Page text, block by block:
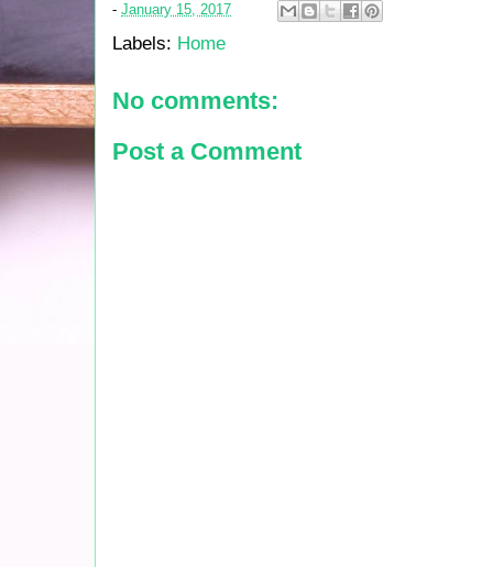
- January 15, 2017
Labels: Home
No comments:
Post a Comment